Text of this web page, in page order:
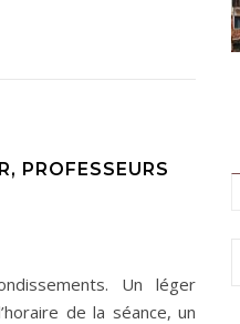
PROFESSEURS
Un léger
de la séance, un